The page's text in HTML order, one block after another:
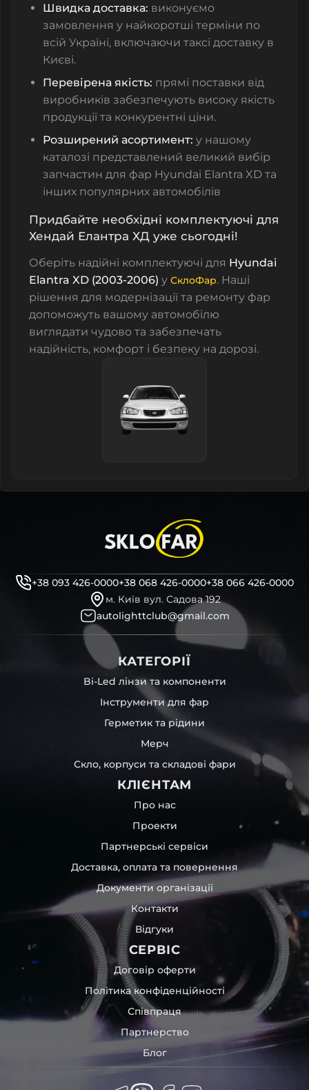
Швидка доставка: виконуємо
замовлення у найкоротші терміни по
всій Україні, включаючи таксі доставку в
Києві.
Перевірена якість: прямі поставки від
виробників забезпечують високу якість
продукції та конкурентні ціни.
Розширений асортимент: у нашому
каталозі представлений великий вибір
запчастин для фар Hyundai Elantra XD та
інших популярних автомобілів
Придбайте необхідні комплектуючі для
Хендай Елантра ХД уже сьогодні!
Оберіть надійні комплектуючі для Hyundai
Elantra XD (2003-2006) у СклоФар. Наші
рішення для модернізації та ремонту фар
допоможуть вашому автомобілю
виглядати чудово та забезпечать
надійність, комфорт і безпеку на дорозі.
+38 093 426-0000+38 068 426-0000+38 066 426-0000
м. Київ вул. Садова 192
autolighttclub@gmail.com
КАТЕГОРІЇ
Bi-Led лінзи та компоненти
Інструменти для фар
Герметик та рідини
Мерч
Скло, корпуси та складові фари
КЛІЄНТАМ
Про нас
Проекти
Партнерські сервіси
Доставка, оплата та повернення
Документи організації
Контакти
Відгуки
СЕРВІС
Договір оферти
Політика конфіденційності
Співпраця
Партнерство
Блог